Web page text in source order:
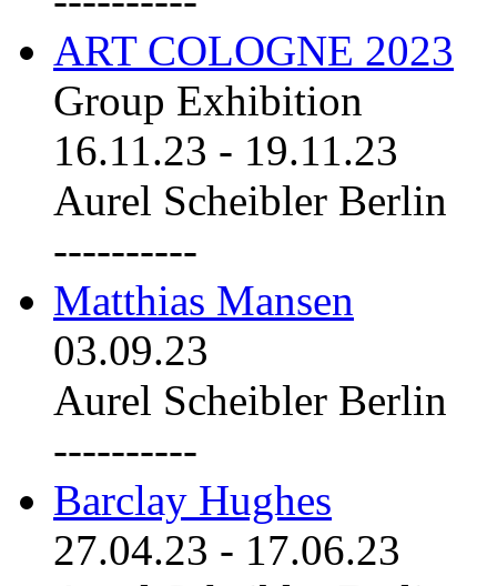
ART COLOGNE 2023
Group Exhibition
16.11.23 - 19.11.23
Aurel Scheibler Berlin
----------
Matthias Mansen
03.09.23
Aurel Scheibler Berlin
----------
Barclay Hughes
27.04.23 - 17.06.23